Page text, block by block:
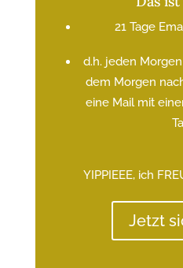
21 Tage
d.h. jeden
dem Morgen
eine Mail mit
YIPPIEEE, ich
Jetzt